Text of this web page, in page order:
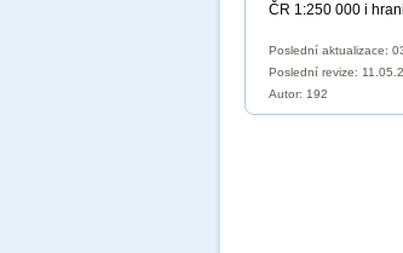
ČR 1:250 000 i
Poslední aktualizace:
Poslední revize:
Autor: 192